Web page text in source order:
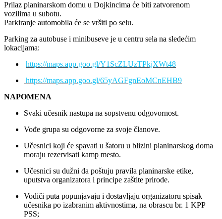
Prilaz planinarskom domu u Dojkincima će biti zatvorenom
vozilima u subotu.
Parkiranje automobila će se vršiti po selu.
Parking za autobuse i minibuseve je u centru sela na sledećim
lokacijama:
https://maps.app.goo.gl/Y1ScZLUzTPkjXWt48
https://maps.app.goo.gl/65yAGFgnEoMCnEHB9
NAPOMENA
Svaki učesnik nastupa na sopstvenu odgovornost.
Vođe grupa su odgovorne za svoje članove.
Učesnici koji će spavati u šatoru u blizini planinarskog doma
moraju rezervisati kamp mesto.
Učesnici su dužni da poštuju pravila planinarske etike,
uputstva organizatora i principe zaštite prirode.
Vodiči puta popunjavaju i dostavljaju organizatoru spisak
učesnika po izabranim aktivnostima, na obrascu br. 1 KPP
PSS;